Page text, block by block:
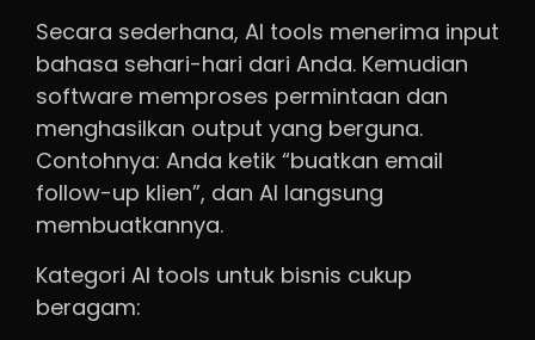
Secara sederhana, AI tools menerima input
bahasa sehari-hari dari Anda. Kemudian
software memproses permintaan dan
menghasilkan output yang berguna.
Contohnya: Anda ketik “buatkan email
follow-up klien”, dan AI langsung
membuatkannya.
Kategori AI tools untuk bisnis cukup
beragam: